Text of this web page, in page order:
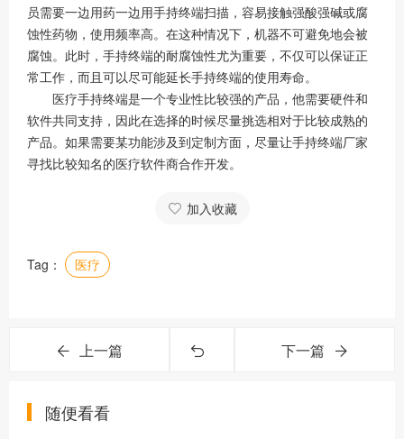
员需要一边用药一边用手持终端扫描，容易接触强酸强碱或腐
蚀性药物，使用频率高。在这种情况下，机器不可避免地会被
腐蚀。此时，手持终端的耐腐蚀性尤为重要，不仅可以保证正
常工作，而且可以尽可能延长手持终端的使用寿命。
医疗手持终端是一个专业性比较强的产品，他需要硬件和
软件共同支持，因此在选择的时候尽量挑选相对于比较成熟的
产品。如果需要某功能涉及到定制方面，尽量让手持终端厂家
寻找比较知名的医疗软件商合作开发。
加入收藏
Tag： 医疗
上一篇 下一篇
随便看看